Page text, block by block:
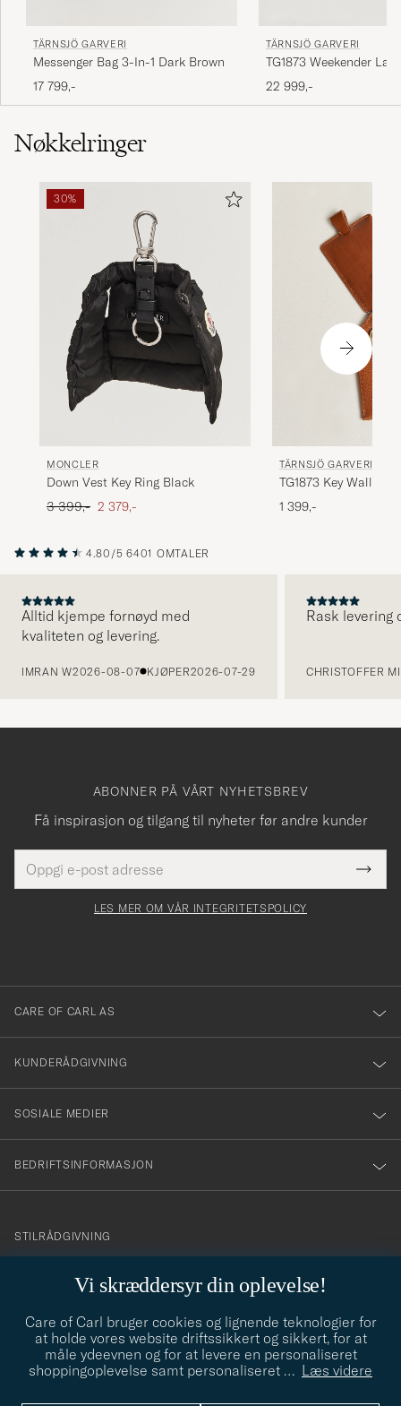
TÄRNSJÖ GARVERI
Messenger Bag 3-In-1 Dark Brown
17 799,-
TÄRNSJÖ GARVERI
TG1873 Weekender
Brown
22 999,-
Nøkkelringer
30%
MONCLER
Down Vest Key Ring Black
Ordinær pris
3 399,- Nedsatt pris
2 379,-
TÄRNSJÖ GARVERI
TG1873 Key Wallet
1 399,-
4.80/5 6401 OMTALER
Alltid kjempe fornøyd med
kvaliteten og levering.
IMRAN W2026-08-07 KJØPER2026-07-29
Rask levering
CHRISTOFFER
Vi skræddersyr din oplevelse!
Care of Carl bruger cookies og lignende teknologier for
at holde vores website driftssikkert og sikkert, for at
måle ydeevnen og for at levere en personaliseret
shoppingoplevelse samt personaliseret … Læs videre
ABONNER PÅ VÅRT NYHETSBREV
Få inspirasjon og tilgang til nyheter før andre kunder
postadresse
felt
Tack
för
dig
till
vårt
nyhetsbrev!
LES MER OM VÅR INTEGRITETSPOLICY
CARE OF CARL AS
KUNDERÅDGIVNING
SOSIALE MEDIER
BEDRIFTSINFORMASJON
info@careofcarl.no
STILRÅDGIVNING
STILRÅDGIVNING
© Care of Carl 2026